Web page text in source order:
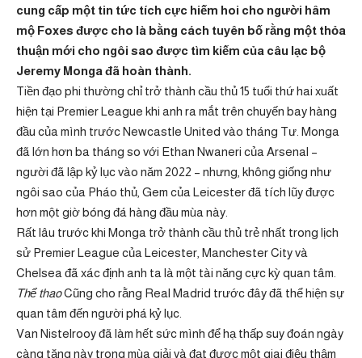
cung cấp một tin tức tích cực hiếm hoi cho người hâm
mộ Foxes được cho là bằng cách tuyên bố rằng một thỏa
thuận mới cho ngôi sao được tìm kiếm của câu lạc bộ
Jeremy Monga đã hoàn thành.
Tiền đạo phi thường chỉ trở thành cầu thủ 15 tuổi thứ hai xuất
hiện tại Premier League khi anh ra mắt trên chuyến bay hàng
đầu của mình trước Newcastle United vào tháng Tư. Monga
đã lớn hơn ba tháng so với Ethan Nwaneri của Arsenal –
người đã lập kỷ lục vào năm 2022 – nhưng, không giống như
ngôi sao của Pháo thủ, Gem của Leicester đã tích lũy được
hơn một giờ bóng đá hàng đầu mùa này.
Rất lâu trước khi Monga trở thành cầu thủ trẻ nhất trong lịch
sử Premier League của Leicester, Manchester City và
Chelsea đã xác định anh ta là một tài năng cực kỳ quan tâm.
Thể thaoCũng cho rằng Real Madrid trước đây đã thể hiện sự
quan tâm đến người phá kỷ lục.
Van Nistelrooy đã làm hết sức mình để hạ thấp suy đoán ngày
càng tăng này trong mùa giải và đạt được một giai điệu thậm